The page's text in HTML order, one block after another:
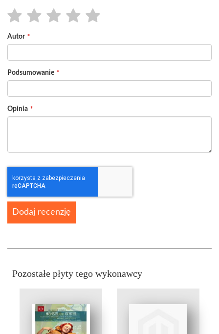
star
stars
stars
stars
stars
Autor
Podsumowanie
Opinia
Dodaj recenzję
Pozostałe płyty tego wykonawcy